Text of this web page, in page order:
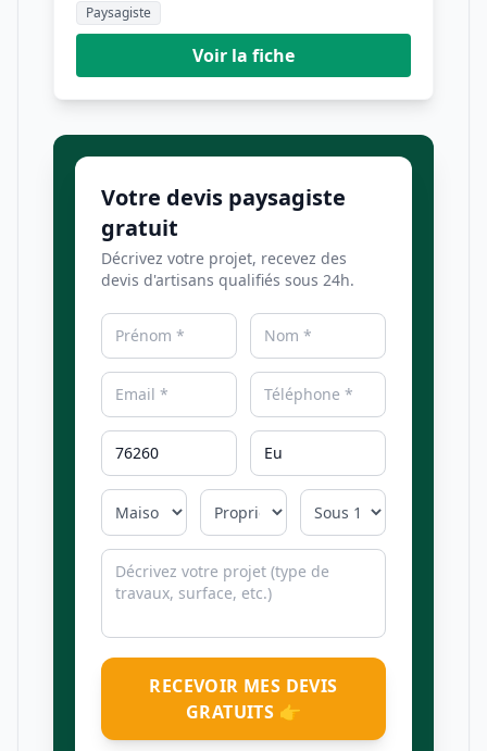
Paysagiste
Voir la fiche
Votre devis paysagiste
gratuit
Décrivez votre projet, recevez des
devis d'artisans qualifiés sous 24h.
RECEVOIR MES DEVIS
GRATUITS 👉